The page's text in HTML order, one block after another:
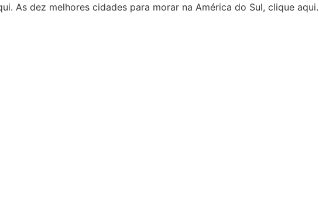
As dez melhores cidades para morar na América do Sul, clique